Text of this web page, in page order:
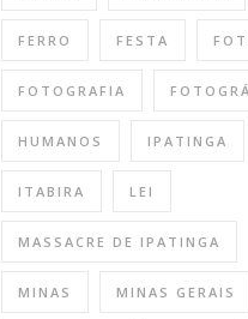
FERRO FESTA
FOTOGRAFIA
HUMANOS IPATINGA
ITABIRA LEI
MASSACRE DE IPATINGA
MINAS MINAS GERAIS